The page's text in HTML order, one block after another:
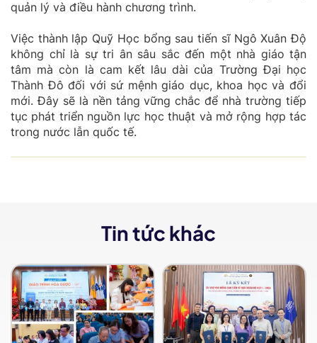
quản lý và điều hành chương trình.
Việc thành lập Quỹ Học bổng sau tiến sĩ Ngô Xuân Độ
không chỉ là sự tri ân sâu sắc đến một nhà giáo tận
tâm mà còn là cam kết lâu dài của Trường Đại học
Thành Đô đối với sứ mệnh giáo dục, khoa học và đổi
mới. Đây sẽ là nền tảng vững chắc để nhà trường tiếp
tục phát triển nguồn lực học thuật và mở rộng hợp tác
trong nước lẫn quốc tế.
Tin tức khác